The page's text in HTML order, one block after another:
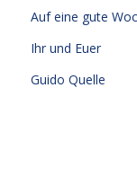
Auf eine gute
Ihr und Euer
Guido Quelle